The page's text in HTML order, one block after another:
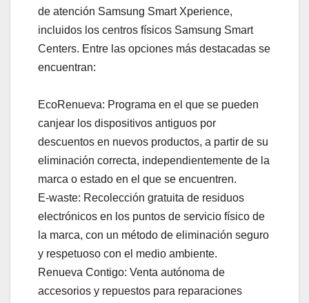
de atención Samsung Smart Xperience,
incluidos los centros físicos Samsung Smart
Centers. Entre las opciones más destacadas se
encuentran:
EcoRenueva: Programa en el que se pueden
canjear los dispositivos antiguos por
descuentos en nuevos productos, a partir de su
eliminación correcta, independientemente de la
marca o estado en el que se encuentren.
E-waste: Recolección gratuita de residuos
electrónicos en los puntos de servicio físico de
la marca, con un método de eliminación seguro
y respetuoso con el medio ambiente.
Renueva Contigo: Venta autónoma de
accesorios y repuestos para reparaciones